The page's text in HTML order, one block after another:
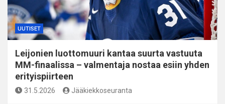
UUTISET
Leijonien luottomuuri kantaa suurta vastuuta
MM-finaalissa – valmentaja nostaa esiin yhden
erityispiirteen
31.5.2026 Jääkiekkoseuranta